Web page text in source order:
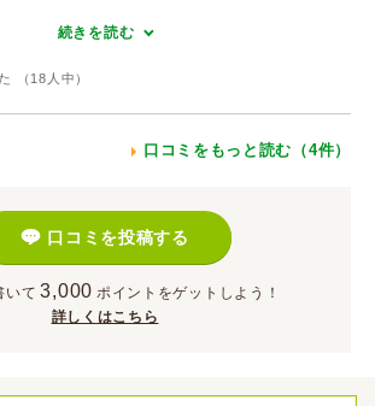
続きを読む
（ 18 人中）
口コミをもっと読む（4件）
口コミを投稿する
いて 3,000 ポイント をゲットしよう！
詳しくはこちら